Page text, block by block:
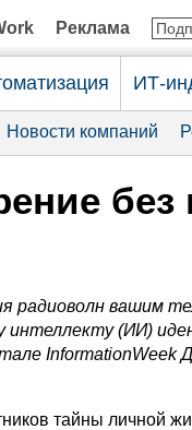
Реклама
ИТ-
Новости компаний
без
радиоволн вашим
интеллекту (ИИ)
InformationWeek
тайны личной